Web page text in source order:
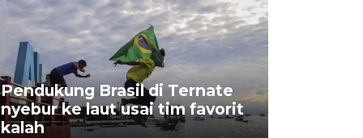
Pendukung Brasil di Ternate
nyebur ke laut usai tim favorit
kalah